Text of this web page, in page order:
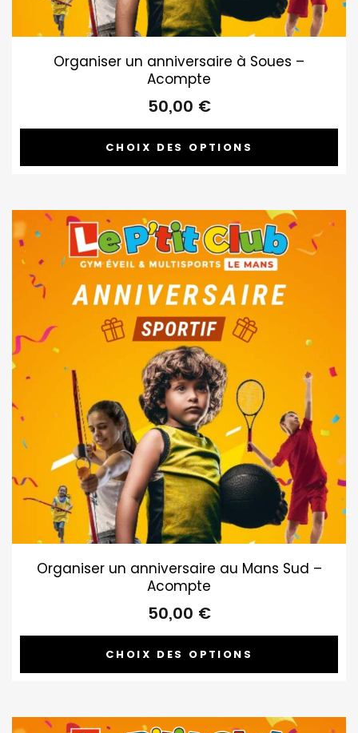
Organiser un anniversaire à Soues –
Acompte
50,00 €
CHOIX DES OPTIONS
Organiser un anniversaire au Mans Sud –
Acompte
50,00 €
CHOIX DES OPTIONS